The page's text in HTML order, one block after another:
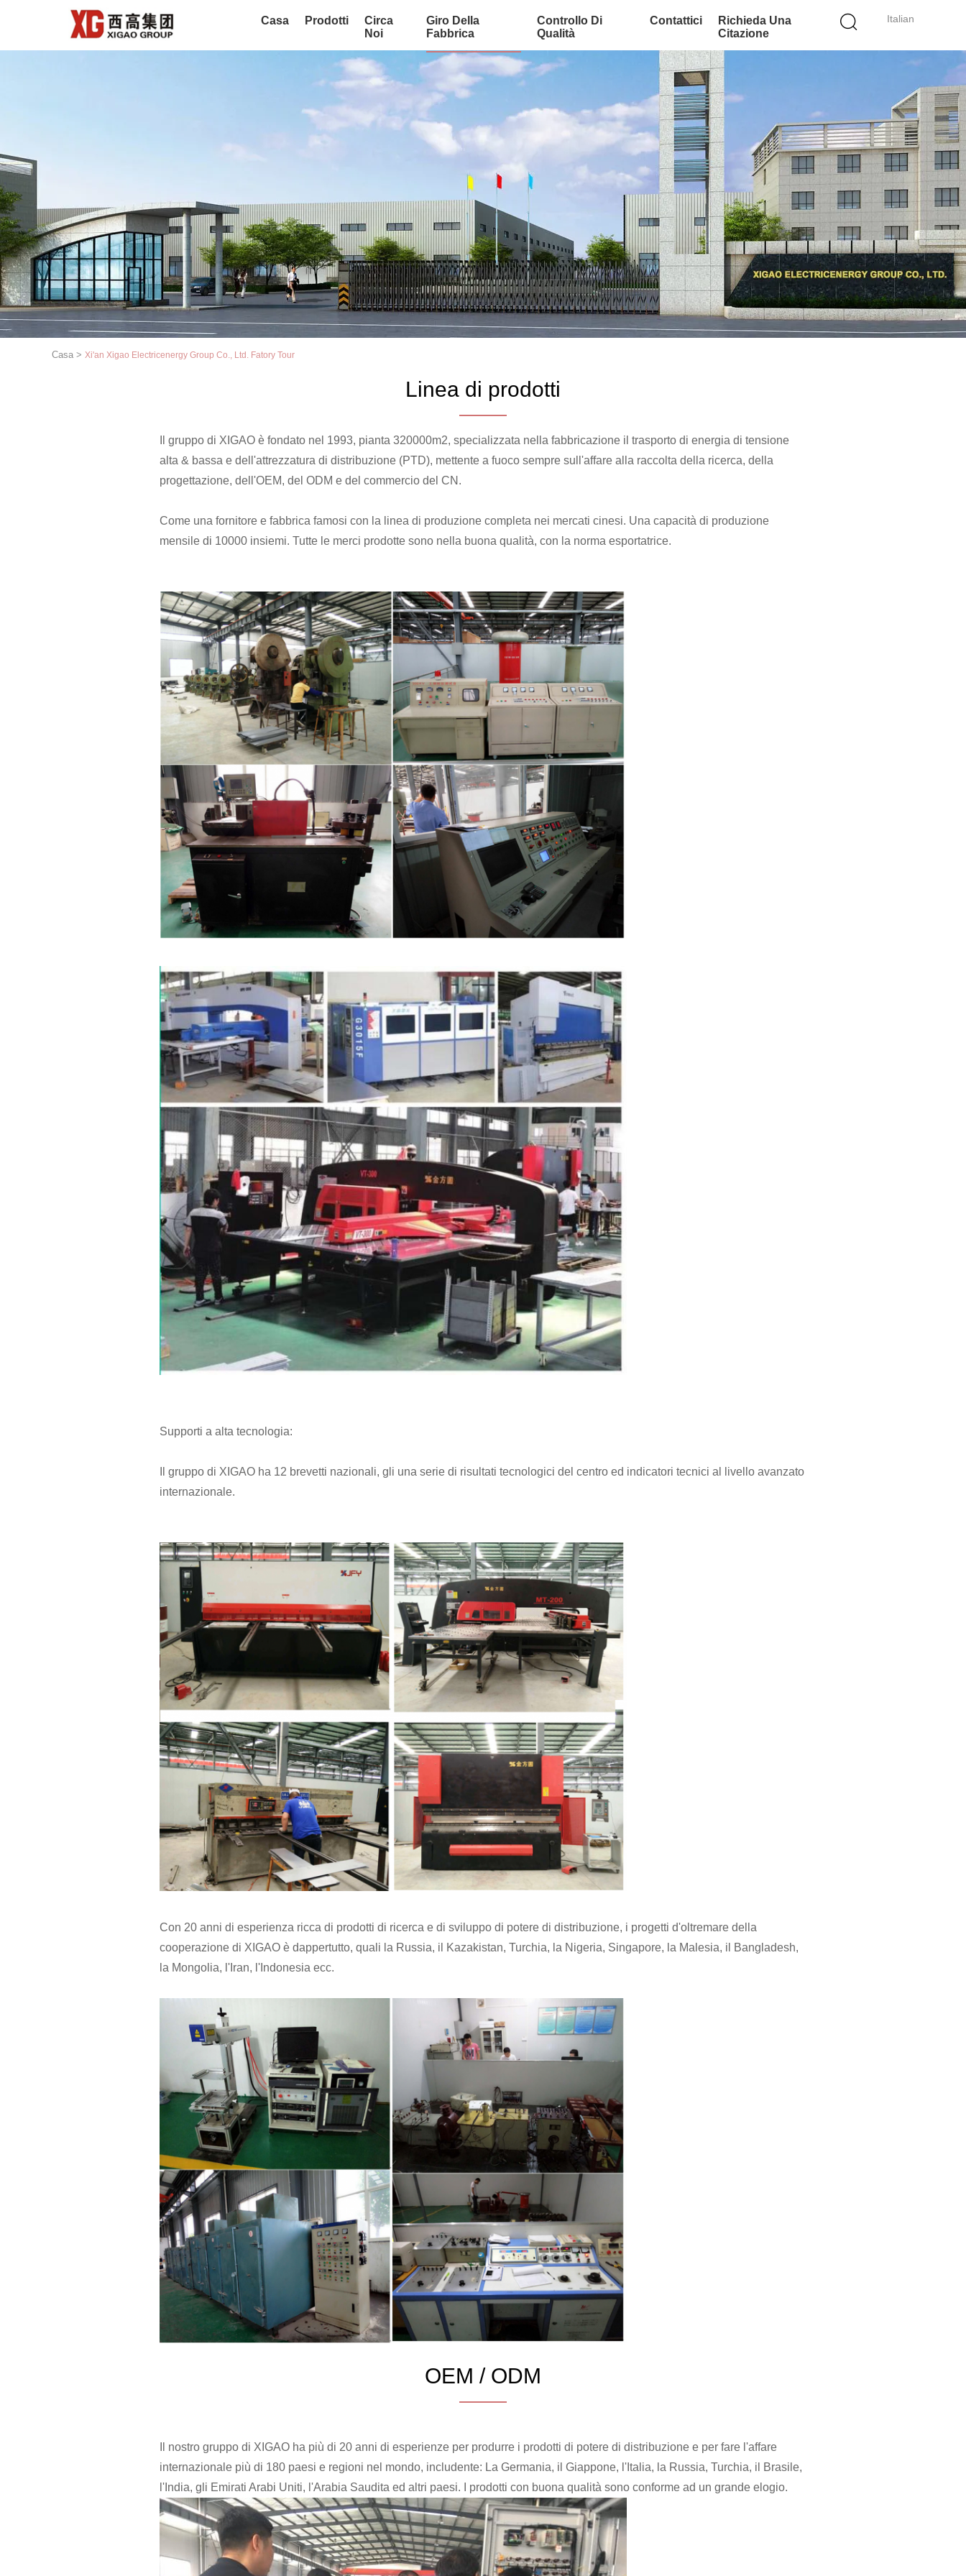
Italian
Casa Prodotti
Circa
Noi
Giro Della
Fabbrica
Controllo Di
Qualità
Contattici
Richieda Una
Citazione
Casa > Xi'an Xigao Electricenergy Group Co., Ltd. Fatory Tour
Linea di prodotti
Il gruppo di XIGAO è fondato nel 1993, pianta 320000m2, specializzata nella fabbricazione il trasporto di energia di tensione
alta & bassa e dell'attrezzatura di distribuzione (PTD), mettente a fuoco sempre sull'affare alla raccolta della ricerca, della
progettazione, dell'OEM, del ODM e del commercio del CN.
Come una fornitore e fabbrica famosi con la linea di produzione completa nei mercati cinesi. Una capacità di produzione
mensile di 10000 insiemi. Tutte le merci prodotte sono nella buona qualità, con la norma esportatrice.
Supporti a alta tecnologia:
Il gruppo di XIGAO ha 12 brevetti nazionali, gli una serie di risultati tecnologici del centro ed indicatori tecnici al livello avanzato
internazionale.
Con 20 anni di esperienza ricca di prodotti di ricerca e di sviluppo di potere di distribuzione, i progetti d'oltremare della
cooperazione di XIGAO è dappertutto, quali la Russia, il Kazakistan, Turchia, la Nigeria, Singapore, la Malesia, il Bangladesh,
la Mongolia, l'Iran, l'Indonesia ecc.
OEM / ODM
Il nostro gruppo di XIGAO ha più di 20 anni di esperienze per produrre i prodotti di potere di distribuzione e per fare l'affare
internazionale più di 180 paesi e regioni nel mondo, includente: La Germania, il Giappone, l'Italia, la Russia, Turchia, il Brasile,
l'India, gli Emirati Arabi Uniti, l'Arabia Saudita ed altri paesi. I prodotti con buona qualità sono conforme ad un grande elogio.